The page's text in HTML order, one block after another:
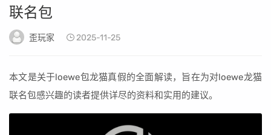
联名包
歪玩家 2025-11-25
本文是关于loewe包龙猫真假的全面解读，旨在为对loewe龙猫
联名包感兴趣的读者提供详尽的资料和实用的建议。